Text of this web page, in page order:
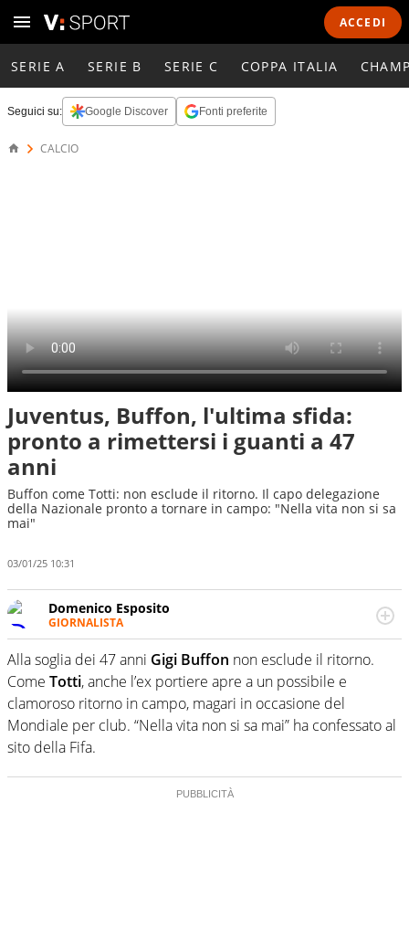
ACCEDI
SERIE A SERIE B SERIE C COPPA ITALIA
Seguici su: Google Discover Fonti preferite
CALCIO
Juventus, Buffon, l'ultima sfida:
pronto a rimettersi i guanti a 47
anni
Buffon come Totti: non esclude il ritorno. Il capo delegazione
della Nazionale pronto a tornare in campo: "Nella vita non si sa
mai"
03/01/25 10:31
Domenico Esposito
GIORNALISTA
Da vent’anni in campo e sul campo per vivere ogni evento
in tutte le sue sfaccettature. Passione smisurata per il
calcio e per la sfera di cuoio. Il pallone è una cosa
serissima, guai a dirgli di no
Alla soglia dei 47 anni Gigi Buffon non esclude il ritorno.
Come Totti, anche l’ex portiere apre a un possibile e
clamoroso ritorno in campo, magari in occasione del
Mondiale per club. “Nella vita non si sa mai” ha confessato al
sito della Fifa.